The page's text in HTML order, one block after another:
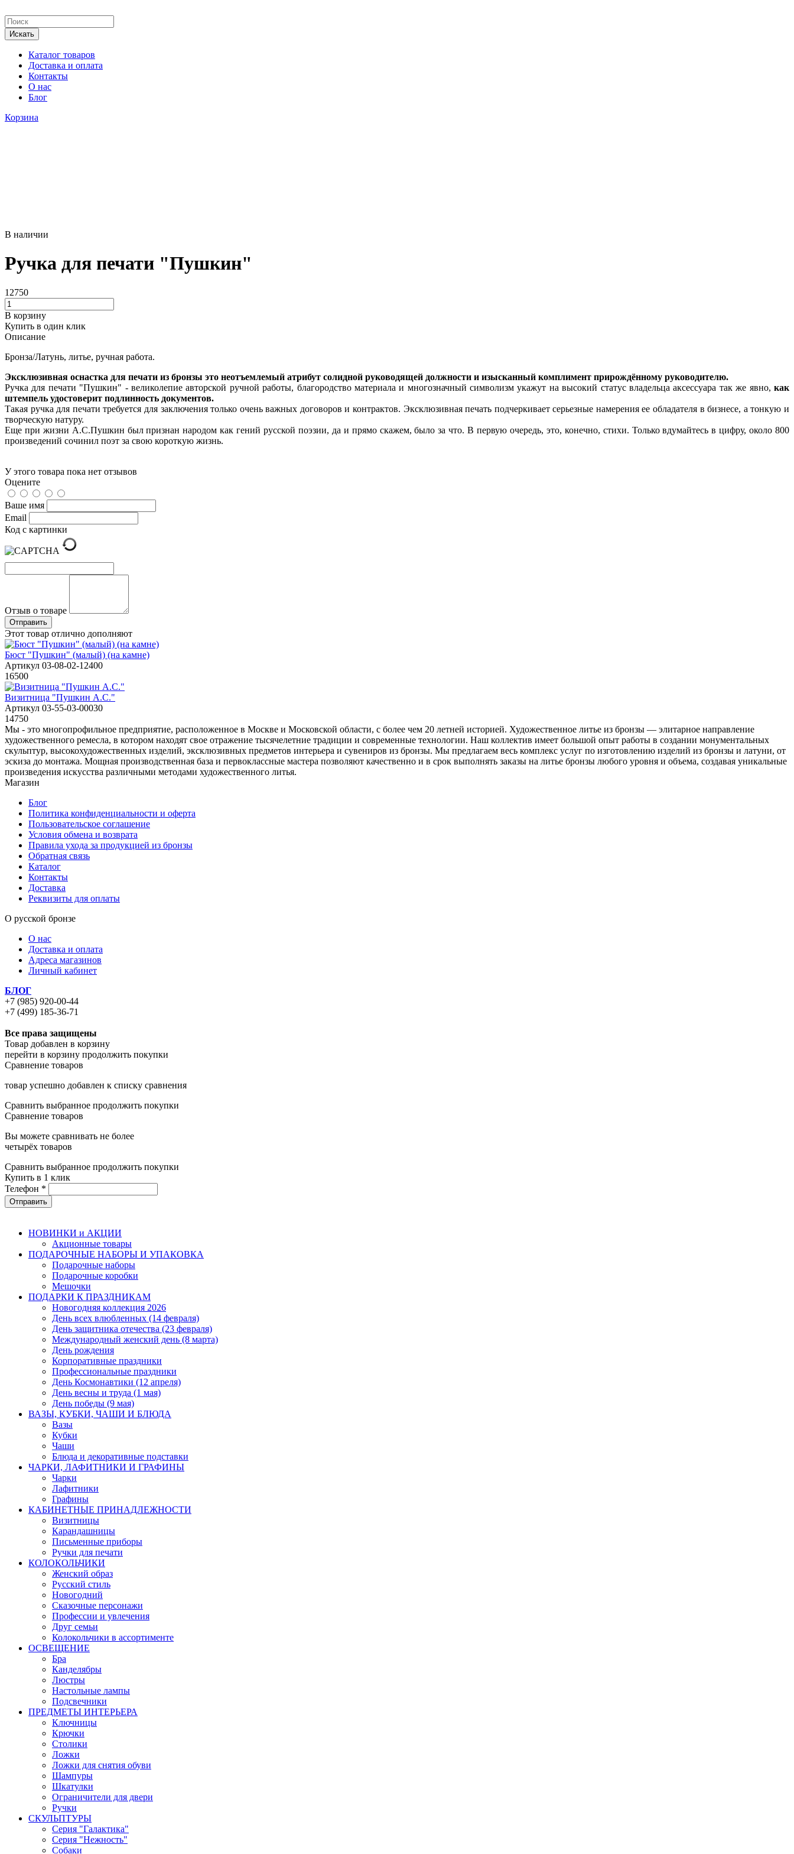
Каталог товаров
Доставка и оплата
Контакты
О нас
Блог
Корзина
В наличии
Ручка для печати "Пушкин"
12750
В корзину
Купить в один клик
Описание
Бронза/Латунь, литье, ручная работа.
Эксклюзивная оснастка для печати из бронзы это неотъемлемый атрибут солидной руководящей должности и изысканный комплимент прирождённому руководителю.
Ручка для печати "Пушкин" - великолепие авторской ручной работы, благородство материала и многозначный символизм укажут на высокий статус владельца аксессуара так же явно, как
штемпель удостоверит подлинность документов.
Такая ручка для печати требуется для заключения только очень важных договоров и контрактов. Эксклюзивная печать подчеркивает серьезные намерения ее обладателя в бизнесе, а тонкую и
творческую натуру.
Еще при жизни А.С.Пушкин был признан народом как гений русской поэзии, да и прямо скажем, было за что. В первую очередь, это, конечно, стихи. Только вдумайтесь в цифру, около 800
произведений сочинил поэт за свою короткую жизнь.
У этого товара пока нет отзывов
Оцените
Ваше имя
Email
Код с картинки
Отзыв о товаре
Этот товар отлично дополняют
Бюст "Пушкин" (малый) (на камне)
Артикул 03-08-02-12400
16500
Визитница "Пушкин А.С."
Артикул 03-55-03-00030
14750
Мы - это многопрофильное предприятие, расположенное в Москве и Московской области, с более чем 20 летней историей. Художественное литье из бронзы — элитарное направление
художественного ремесла, в котором находят свое отражение тысячелетние традиции и современные технологии. Наш коллектив имеет большой опыт работы в создании монументальных
скульптур, высокохудожественных изделий, эксклюзивных предметов интерьера и сувениров из бронзы. Мы предлагаем весь комплекс услуг по изготовлению изделий из бронзы и латуни, от
эскиза до монтажа. Мощная производственная база и первоклассные мастера позволяют качественно и в срок выполнять заказы на литье бронзы любого уровня и объема, создавая уникальные
произведения искусства различными методами художественного литья.
Магазин
Блог
Политика конфиденциальности и оферта
Пользовательское соглашение
Условия обмена и возврата
Правила ухода за продукцией из бронзы
Обратная связь
Каталог
Контакты
Доставка
Реквизиты для оплаты
О русской бронзе
О нас
Доставка и оплата
Адреса магазинов
Личный кабинет
БЛОГ
+7 (985) 920-00-44
+7 (499) 185-36-71
Все права защищены
Товар добавлен в корзину
перейти в корзину продолжить покупки
Сравнение товаров
товар успешно добавлен к списку сравнения
Сравнить выбранное продолжить покупки
Сравнение товаров
Вы можете сравнивать не более
четырёх товаров
Сравнить выбранное продолжить покупки
Купить в 1 клик
Телефон *
НОВИНКИ и АКЦИИ
Акционные товары
ПОДАРОЧНЫЕ НАБОРЫ И УПАКОВКА
Подарочные наборы
Подарочные коробки
Мешочки
ПОДАРКИ К ПРАЗДНИКАМ
Новогодняя коллекция 2026
День всех влюбленных (14 февраля)
День защитника отечества (23 февраля)
Международный женский день (8 марта)
День рождения
Корпоративные праздники
Профессиональные праздники
День Космонавтики (12 апреля)
День весны и труда (1 мая)
День победы (9 мая)
ВАЗЫ, КУБКИ, ЧАШИ И БЛЮДА
Вазы
Кубки
Чаши
Блюда и декоративные подставки
ЧАРКИ, ЛАФИТНИКИ И ГРАФИНЫ
Чарки
Лафитники
Графины
КАБИНЕТНЫЕ ПРИНАДЛЕЖНОСТИ
Визитницы
Карандашницы
Письменные приборы
Ручки для печати
КОЛОКОЛЬЧИКИ
Женский образ
Русский стиль
Новогодний
Сказочные персонажи
Профессии и увлечения
Друг семьи
Колокольчики в ассортименте
ОСВЕЩЕНИЕ
Бра
Канделябры
Люстры
Настольные лампы
Подсвечники
ПРЕДМЕТЫ ИНТЕРЬЕРА
Ключницы
Крючки
Столики
Ложки
Ложки для снятия обуви
Шампуры
Шкатулки
Ограничители для двери
Ручки
СКУЛЬПТУРЫ
Серия "Галактика"
Серия "Нежность"
Собаки